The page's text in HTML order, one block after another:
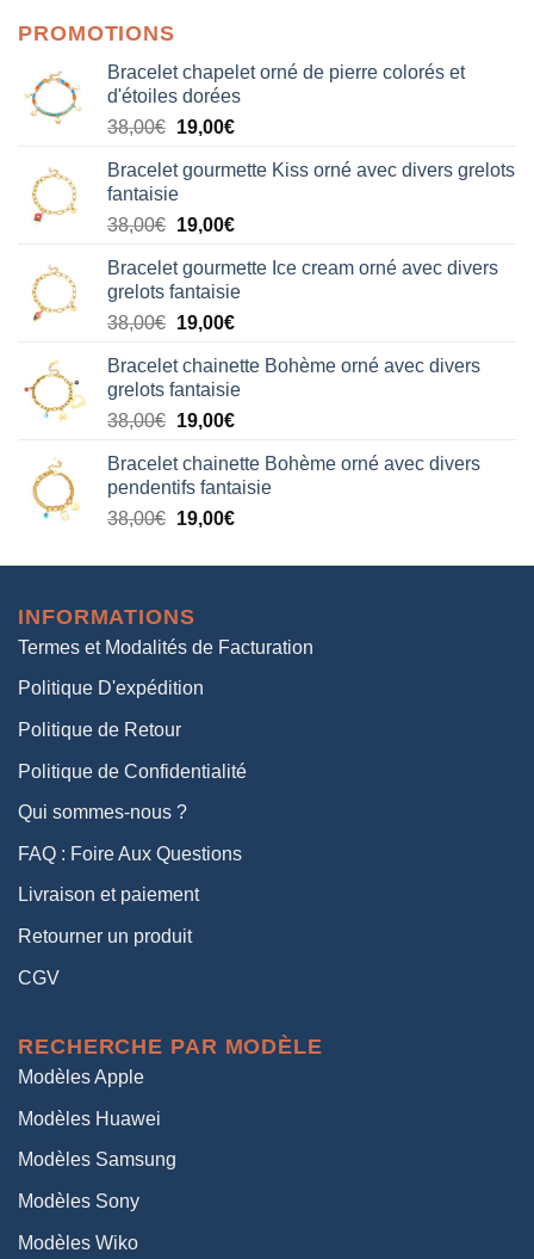
PROMOTIONS
Bracelet chapelet orné de pierre colorés et
d'étoiles dorées
38,00€ Le
initial
était :
38,00€.
19,00€Le
actuel
19,00€.
Bracelet gourmette Kiss orné avec divers grelots
fantaisie
38,00€ Le
initial
était :
38,00€.
19,00€Le
actuel
est :
19,00€.
Bracelet gourmette Ice cream orné avec divers
grelots fantaisie
38,00€ Le
initial
était :
38,00€.
19,00€Le
actuel
est :
19,00€.
Bracelet chainette Bohème orné avec divers
grelots fantaisie
38,00€ Le
initial
était :
38,00€.
19,00€Le
actuel
est :
19,00€.
Bracelet chainette Bohème orné avec divers
pendentifs fantaisie
38,00€ Le
initial
38,00€.
19,00€Le
actuel
INFORMATIONS
Termes et Modalités de Facturation
Politique D'expédition
Politique de Retour
Politique de Confidentialité
Qui sommes-nous ?
FAQ : Foire Aux Questions
Livraison et paiement
Retourner un produit
CGV
RECHERCHE PAR MODÈLE
Modèles Apple
Modèles Huawei
Modèles Samsung
Modèles Sony
Modèles Wiko